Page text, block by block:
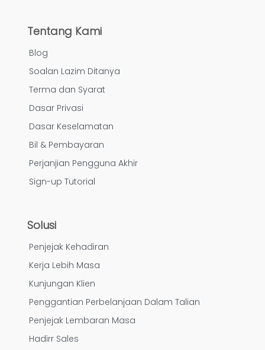
Tentang Kami
Blog
Soalan Lazim Ditanya
Terma dan Syarat
Dasar Privasi
Dasar Keselamatan
Bil & Pembayaran
Perjanjian Pengguna Akhir
Sign-up Tutorial
Solusi
Penjejak Kehadiran
Kerja Lebih Masa
Kunjungan Klien
Penggantian Perbelanjaan Dalam Talian
Penjejak Lembaran Masa
Hadirr Sales